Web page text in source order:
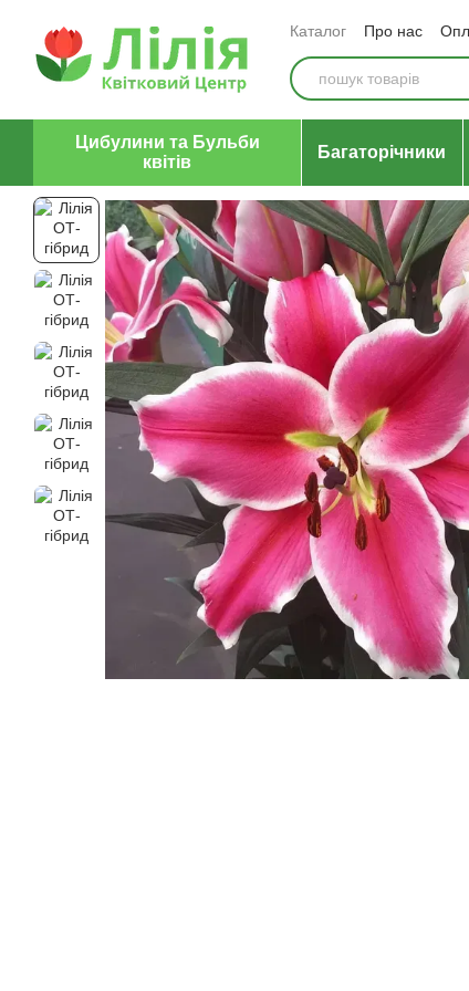
Каталог Про нас
Відгуки про магазин
Цибулини та Бульби
квітів
Багаторічники